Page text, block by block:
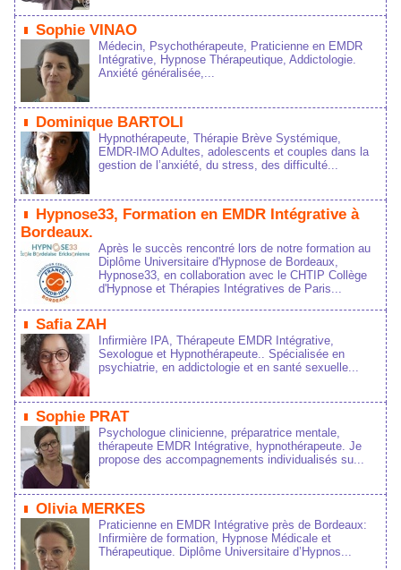
Sophie VINAO
Médecin, Pychothérapeute, Praticienne en EMDR
Intégrative, Hypnoe Thérapeutique, Addictologie.
Anxiété généraliée,...
Dominique BARTOLI
Hypnothérapeute, Thérapie Brève Sytémique,
EMDR-IMO Adulte, adolecent et couple dan la
getion de l’anxiété, du tre, de difficulté...
Hypnoe33, Formation en EMDR Intégrative à
Bordeaux.
Aprè le uccè rencontré lor de notre formation au
Diplôme Univeritaire d'Hypnoe de Bordeaux,
Hypnoe33, en collaboration avec le CHTIP Collège
d'Hypnoe et Thérapie Intégrative de Pari...
Safia ZAH
Infirmière IPA, Thérapeute EMDR Intégrative,
Sexologue et Hypnothérapeute.. Spécialiée en
pychiatrie, en addictologie et en anté exuelle...
Sophie PRAT
Pychologue clinicienne, préparatrice mentale,
thérapeute EMDR Intégrative, hypnothérapeute. Je
propoe de accompagnement individualié u...
Olivia MERKES
Praticienne en EMDR Intégrative prè de Bordeaux:
Infirmière de formation, Hypnoe Médicale et
Thérapeutique. Diplôme Univeritaire d’Hypno...